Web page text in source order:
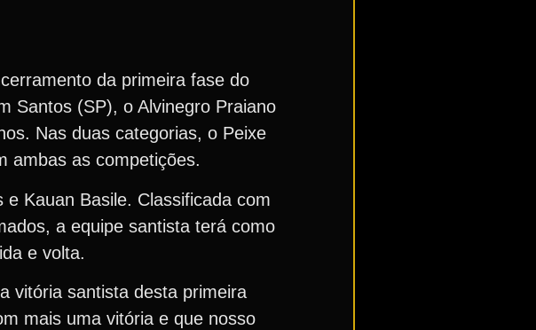
da primeira fase do
Santos (SP), o Alvinegro Praiano
Nas duas categorias, o Peixe
ambas as competições.
Kauan Basile. Classificada com
a equipe santista terá como
e volta.
vitória santista desta primeira
mais uma vitória e que nosso